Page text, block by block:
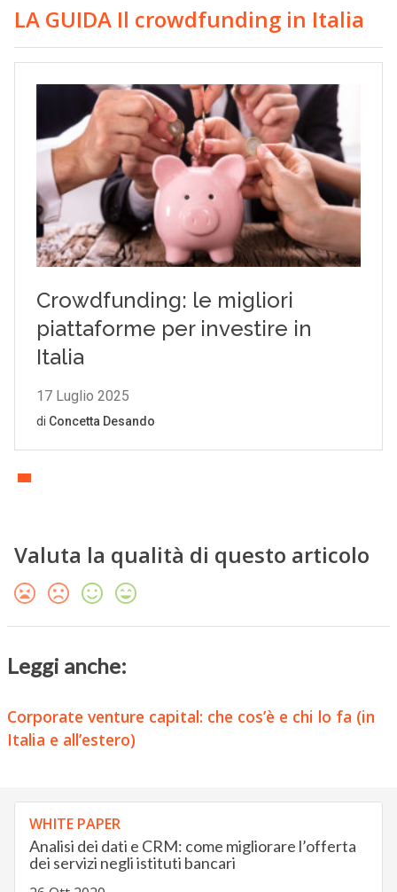
LA GUIDA Il crowdfunding in Italia
Valuta la qualità di questo articolo
Leggi anche:
Corporate venture capital: che cos’è e chi lo fa (in
Italia e all’estero)
WHITE PAPER
Analisi dei dati e CRM: come migliorare l’offerta
dei servizi negli istituti bancari